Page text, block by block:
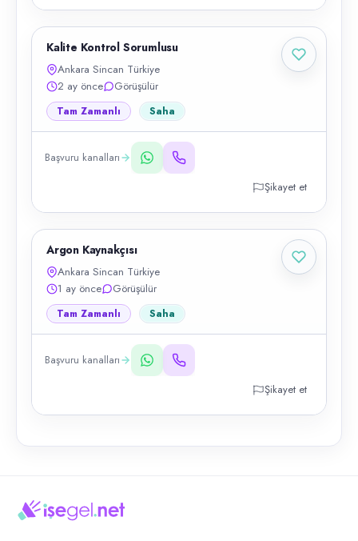
Kalite Kontrol Sorumlusu
Ankara Sincan Türkiye
2 ay önce
Görüşülür
Tam Zamanlı Saha
Başvuru kanalları
Şikayet et
Argon Kaynakçısı
Ankara Sincan Türkiye
1 ay önce
Görüşülür
Tam Zamanlı Saha
Başvuru kanalları
Şikayet et